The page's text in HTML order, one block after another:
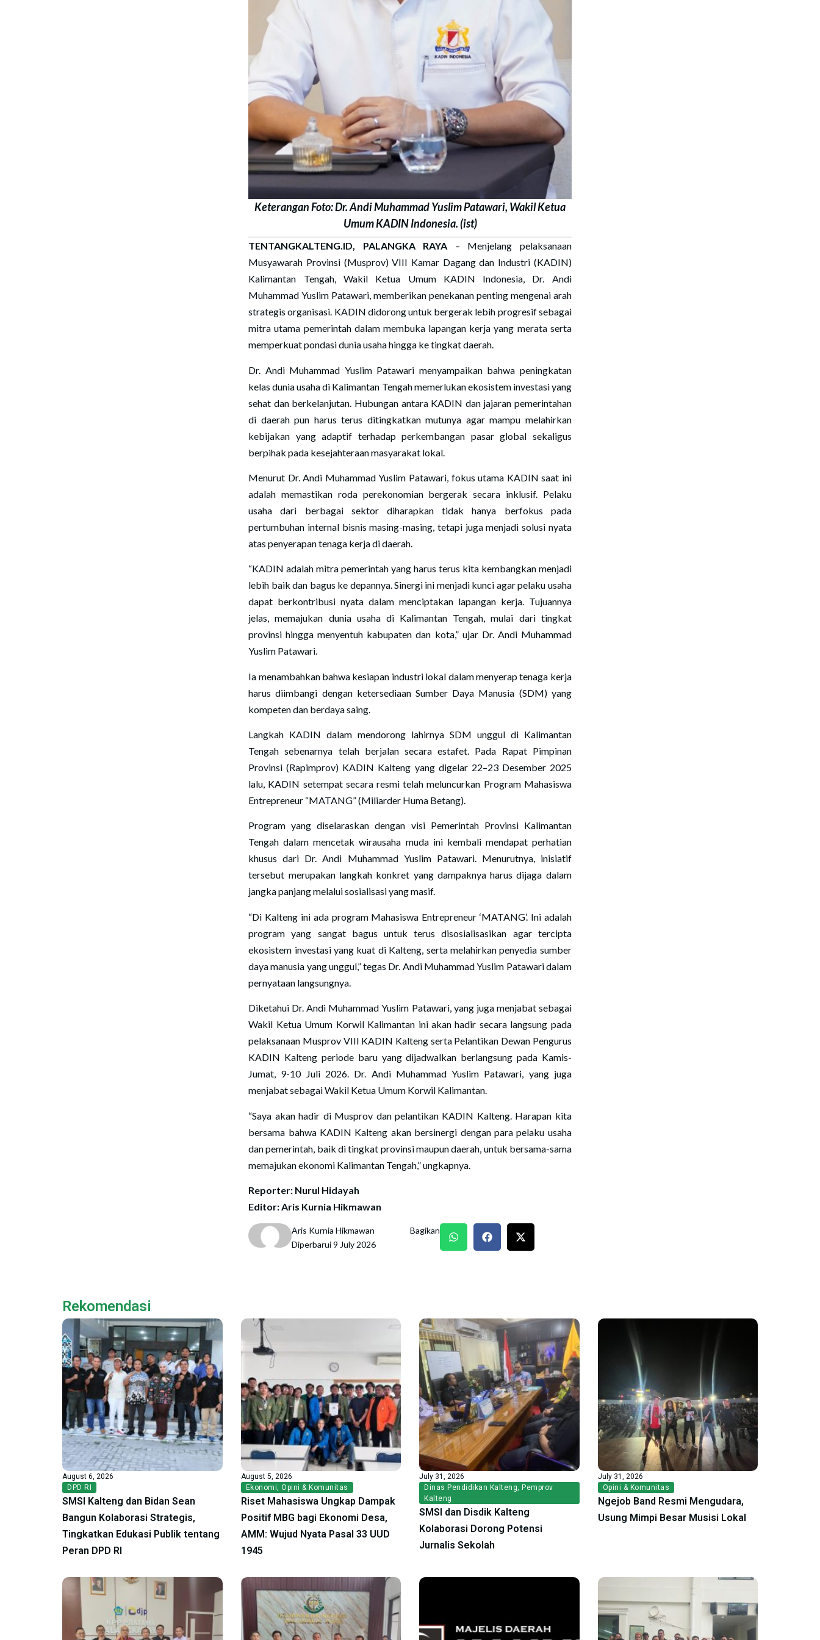
Keterangan Foto: Dr. Andi Muhammad Yuslim Patawari, Wakil Ketua
Umum KADIN Indonesia. (ist)
TENTANGKALTENG.ID, PALANGKA RAYA – Menjelang pelaksanaan
Musyawarah Provinsi (Musprov) VIII Kamar Dagang dan Industri (KADIN)
Kalimantan Tengah, Wakil Ketua Umum KADIN Indonesia, Dr. Andi
Muhammad Yuslim Patawari, memberikan penekanan penting mengenai arah
strategis organisasi. KADIN didorong untuk bergerak lebih progresif sebagai
mitra utama pemerintah dalam membuka lapangan kerja yang merata serta
memperkuat pondasi dunia usaha hingga ke tingkat daerah.
Dr. Andi Muhammad Yuslim Patawari menyampaikan bahwa peningkatan
kelas dunia usaha di Kalimantan Tengah memerlukan ekosistem investasi yang
sehat dan berkelanjutan. Hubungan antara KADIN dan jajaran pemerintahan
di daerah pun harus terus ditingkatkan mutunya agar mampu melahirkan
kebijakan yang adaptif terhadap perkembangan pasar global sekaligus
berpihak pada kesejahteraan masyarakat lokal.
Menurut Dr. Andi Muhammad Yuslim Patawari, fokus utama KADIN saat ini
adalah memastikan roda perekonomian bergerak secara inklusif. Pelaku
usaha dari berbagai sektor diharapkan tidak hanya berfokus pada
pertumbuhan internal bisnis masing-masing, tetapi juga menjadi solusi nyata
atas penyerapan tenaga kerja di daerah.
“KADIN adalah mitra pemerintah yang harus terus kita kembangkan menjadi
lebih baik dan bagus ke depannya. Sinergi ini menjadi kunci agar pelaku usaha
dapat berkontribusi nyata dalam menciptakan lapangan kerja. Tujuannya
jelas, memajukan dunia usaha di Kalimantan Tengah, mulai dari tingkat
provinsi hingga menyentuh kabupaten dan kota,” ujar Dr. Andi Muhammad
Yuslim Patawari.
Ia menambahkan bahwa kesiapan industri lokal dalam menyerap tenaga kerja
harus diimbangi dengan ketersediaan Sumber Daya Manusia (SDM) yang
kompeten dan berdaya saing.
Langkah KADIN dalam mendorong lahirnya SDM unggul di Kalimantan
Tengah sebenarnya telah berjalan secara estafet. Pada Rapat Pimpinan
Provinsi (Rapimprov) KADIN Kalteng yang digelar 22–23 Desember 2025
lalu, KADIN setempat secara resmi telah meluncurkan Program Mahasiswa
Entrepreneur “MATANG” (Miliarder Huma Betang).
Program yang diselaraskan dengan visi Pemerintah Provinsi Kalimantan
Tengah dalam mencetak wirausaha muda ini kembali mendapat perhatian
khusus dari Dr. Andi Muhammad Yuslim Patawari. Menurutnya, inisiatif
tersebut merupakan langkah konkret yang dampaknya harus dijaga dalam
jangka panjang melalui sosialisasi yang masif.
“Di Kalteng ini ada program Mahasiswa Entrepreneur ‘MATANG’. Ini adalah
program yang sangat bagus untuk terus disosialisasikan agar tercipta
ekosistem investasi yang kuat di Kalteng, serta melahirkan penyedia sumber
daya manusia yang unggul,” tegas Dr. Andi Muhammad Yuslim Patawari dalam
pernyataan langsungnya.
Diketahui Dr. Andi Muhammad Yuslim Patawari, yang juga menjabat sebagai
Wakil Ketua Umum Korwil Kalimantan ini akan hadir secara langsung pada
pelaksanaan Musprov VIII KADIN Kalteng serta Pelantikan Dewan Pengurus
KADIN Kalteng periode baru yang dijadwalkan berlangsung pada Kamis-
Jumat, 9-10 Juli 2026. Dr. Andi Muhammad Yuslim Patawari, yang juga
menjabat sebagai Wakil Ketua Umum Korwil Kalimantan.
“Saya akan hadir di Musprov dan pelantikan KADIN Kalteng. Harapan kita
bersama bahwa KADIN Kalteng akan bersinergi dengan para pelaku usaha
dan pemerintah, baik di tingkat provinsi maupun daerah, untuk bersama-sama
memajukan ekonomi Kalimantan Tengah,” ungkapnya.
Reporter: Nurul Hidayah
Editor: Aris Kurnia Hikmawan
Aris Kurnia Hikmawan
Diperbarui 9 July 2026
Bagikan
Rekomendasi
August 6, 2026
DPD RI
SMSI Kalteng dan Bidan Sean
Bangun Kolaborasi Strategis,
Tingkatkan Edukasi Publik tentang
Peran DPD RI
August 5, 2026
Ekonomi, Opini & Komunitas
Riset Mahasiswa Ungkap Dampak
Positif MBG bagi Ekonomi Desa,
AMM: Wujud Nyata Pasal 33 UUD
1945
July 31, 2026
Dinas Pendidikan Kalteng, Pemprov
Kalteng
SMSI dan Disdik Kalteng
Kolaborasi Dorong Potensi
Jurnalis Sekolah
July 31, 2026
Opini & Komunitas
Ngejob Band Resmi Mengudara,
Usung Mimpi Besar Musisi Lokal